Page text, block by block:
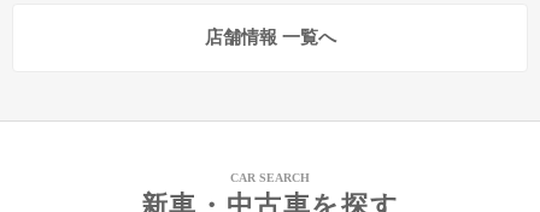
店舗情報 一覧へ
CAR SEARCH
新車・中古車を探す